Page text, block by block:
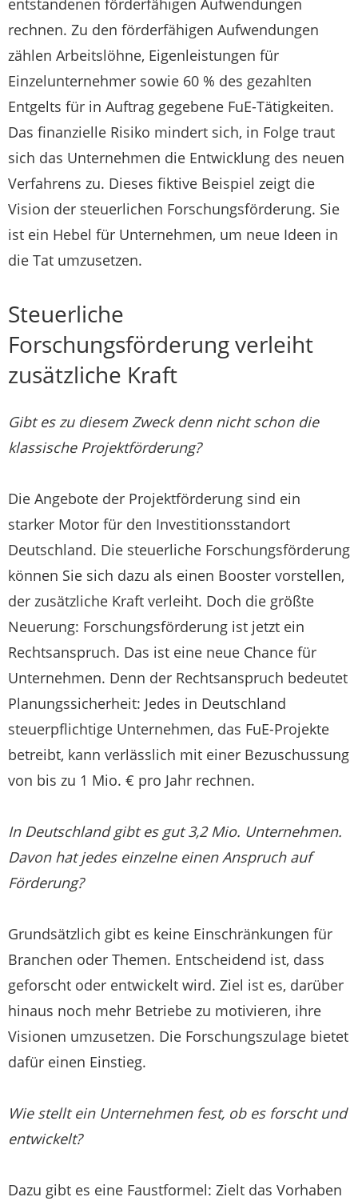
entstandenen förderfähigen Aufwendungen
rechnen. Zu den förderfähigen Aufwendungen
zählen Arbeitslöhne, Eigenleistungen für
Einzelunternehmer sowie 60 % des gezahlten
Entgelts für in Auftrag gegebene FuE-Tätigkeiten.
Das finanzielle Risiko mindert sich, in Folge traut
sich das Unternehmen die Entwicklung des neuen
Verfahrens zu. Dieses fiktive Beispiel zeigt die
Vision der steuerlichen Forschungsförderung. Sie
ist ein Hebel für Unternehmen, um neue Ideen in
die Tat umzusetzen.
Steuerliche
Forschungsförderung verleiht
zusätzliche Kraft
Gibt es zu diesem Zweck denn nicht schon die
klassische Projektförderung?
Die Angebote der Projektförderung sind ein
starker Motor für den Investitionsstandort
Deutschland. Die steuerliche Forschungsförderung
können Sie sich dazu als einen Booster vorstellen,
der zusätzliche Kraft verleiht. Doch die größte
Neuerung: Forschungsförderung ist jetzt ein
Rechtsanspruch. Das ist eine neue Chance für
Unternehmen. Denn der Rechtsanspruch bedeutet
Planungssicherheit: Jedes in Deutschland
steuerpflichtige Unternehmen, das FuE-Projekte
betreibt, kann verlässlich mit einer Bezuschussung
von bis zu 1 Mio. € pro Jahr rechnen.
In Deutschland gibt es gut 3,2 Mio. Unternehmen.
Davon hat jedes einzelne einen Anspruch auf
Förderung?
Grundsätzlich gibt es keine Einschränkungen für
Branchen oder Themen. Entscheidend ist, dass
geforscht oder entwickelt wird. Ziel ist es, darüber
hinaus noch mehr Betriebe zu motivieren, ihre
Visionen umzusetzen. Die Forschungszulage bietet
dafür einen Einstieg.
Wie stellt ein Unternehmen fest, ob es forscht und
entwickelt?
Dazu gibt es eine Faustformel: Zielt das Vorhaben